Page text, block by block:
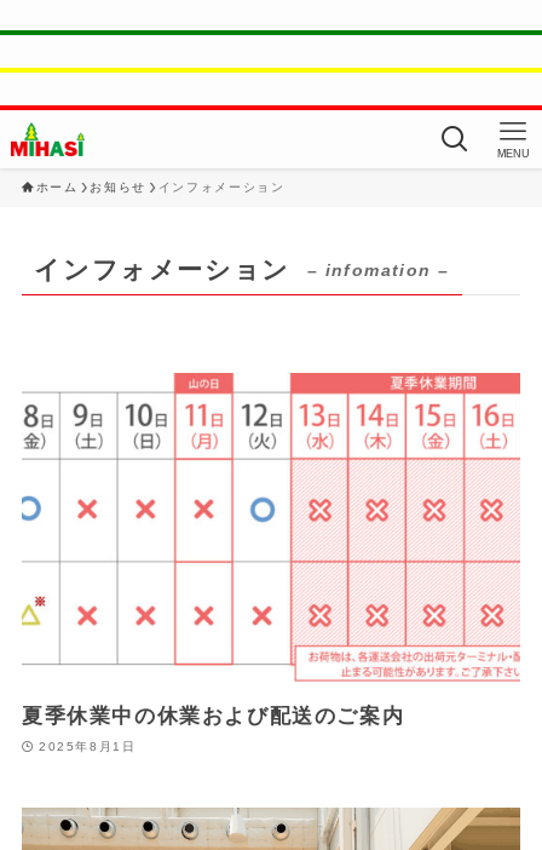
MENU
ホーム お知らせ インフォメーション
インフォメーション – infomation –
夏季休業中の休業および配送のご案内
2025年8月1日